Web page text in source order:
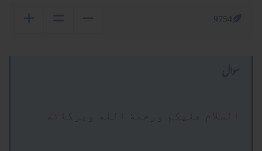
السلام عليكم ورحمة الله وبركاته